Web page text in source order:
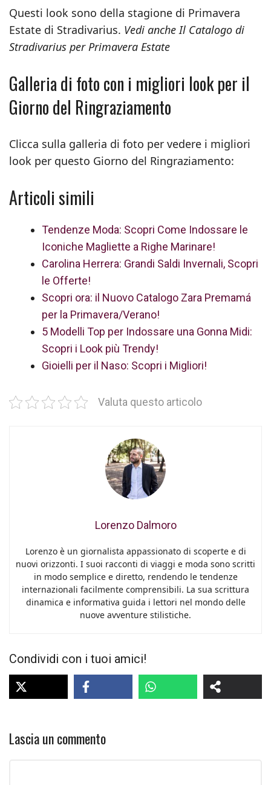
Questi look sono della stagione di Primavera
Estate di Stradivarius. Vedi anche Il Catalogo di
Stradivarius per Primavera Estate
Galleria di foto con i migliori look per il
Giorno del Ringraziamento
Clicca sulla galleria di foto per vedere i migliori
look per questo Giorno del Ringraziamento:
Articoli simili
Tendenze Moda: Scopri Come Indossare le
Iconiche Magliette a Righe Marinare!
Carolina Herrera: Grandi Saldi Invernali, Scopri
le Offerte!
Scopri ora: il Nuovo Catalogo Zara Premamá
per la Primavera/Verano!
5 Modelli Top per Indossare una Gonna Midi:
Scopri i Look più Trendy!
Gioielli per il Naso: Scopri i Migliori!
Valuta questo articolo
Lorenzo Dalmoro
Lorenzo è un giornalista appassionato di scoperte e di
nuovi orizzonti. I suoi racconti di viaggi e moda sono scritti
in modo semplice e diretto, rendendo le tendenze
internazionali facilmente comprensibili. La sua scrittura
dinamica e informativa guida i lettori nel mondo delle
nuove avventure stilistiche.
Condividi con i tuoi amici!
Lascia un commento